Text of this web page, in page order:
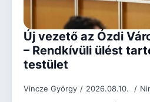
Új vezető az Ózdi
– Rendkívüli ülést
testület
Vincze György 2026.08.10.